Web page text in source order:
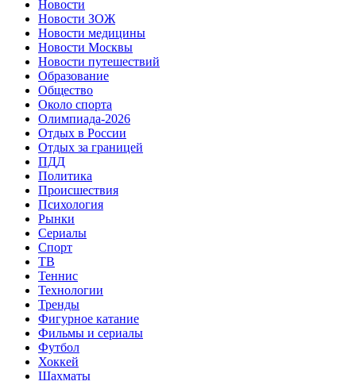
Новости
Новости ЗОЖ
Новости медицины
Новости Москвы
Новости путешествий
Образование
Общество
Около спорта
Олимпиада-2026
Отдых в России
Отдых за границей
ПДД
Политика
Происшествия
Психология
Рынки
Сериалы
Спорт
ТВ
Теннис
Технологии
Тренды
Фигурное катание
Фильмы и сериалы
Футбол
Хоккей
Шахматы